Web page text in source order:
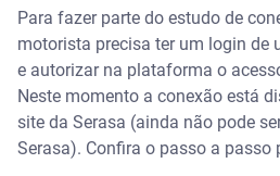
Para fazer parte do estudo de
motorista precisa ter um login de
e autorizar na plataforma o
Neste momento a conexão está
site da Serasa (ainda não pode
Serasa). Confira o passo a passo